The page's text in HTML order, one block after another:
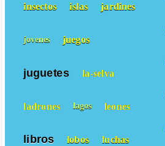
insectos islas jardines
jovenes juegos
juguetes la-selva
ladrones lagos leones
libros lobos luchas